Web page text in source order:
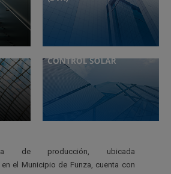
de producción, ubicada
el Municipio de Funza, cuenta con